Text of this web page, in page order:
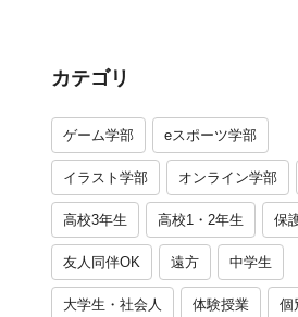
カテゴリ
ゲーム学部 eスポーツ学部
イラスト学部 オンライン学部
高校3年生 高校1・2年生 保
友人同伴OK 遠方 中学生
大学生・社会人 体験授業 個